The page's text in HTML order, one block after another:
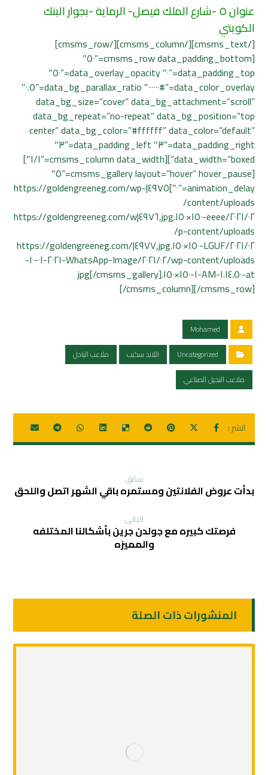
عنوان ٥ -شارع الملك فيصل- الرماية -بجوار البنك
الكويتي
[/cmsms_text][/cmsms_column][/cmsms_row]
[cmsms_row data_padding_bottom=”٥٠″
data_padding_top=”٠″ data_overlay_opacity=”٥٠″
data_color_overlay=”#٠٠٠٠٠٠″ data_bg_parallax_ratio=”٠.٥″
data_bg_size=”cover” data_bg_attachment=”scroll”
data_bg_repeat=”no-repeat” data_bg_position=”top
center” data_bg_color=”#ffffff” data_color=”default”
data_padding_right=”٣″ data_padding_left=”٣″
data_width=”boxed”][cmsms_column data_width=”١/١″]
[cmsms_gallery layout=”hover” hover_pause=”٥″
animation_delay=”٠″]٤٩٧٥|https://goldengreeneg.com/wp-
content/uploads/
٢٠٢١/٠٢/eeee-١٥٠×١٥٠.jpg,٤٩٧٦|https://goldengreeneg.com/w
p-content/uploads/
٢٠٢١/٠٢/LGUF-١٥٠×١٥٠.jpg,٤٩٧٧|https://goldengreeneg.com/
wp-content/uploads/٢٠٢١/٠٢/WhatsApp-Image-٢٠٢١-٠١-١٠-
at-١.١٤.٥٠-AM-١-١٥٠×١٥٠.jpg[/cmsms_gallery]
[/cmsms_column][/cmsms_row]
Mohamed
Uncategorized
اللاند سكيب
ملاعب البادل
ملاعب النجيل الصناعي
سابق
بدأت عروض الفلانتين ومستمره باقي الشهر اتصل واللحق
التالی
فرصتك كبيره مع جولدن جرين بأشكالنا المختلفه
والمميزه
المنشورات ذات الصلة